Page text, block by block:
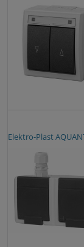
Elektro-Plast